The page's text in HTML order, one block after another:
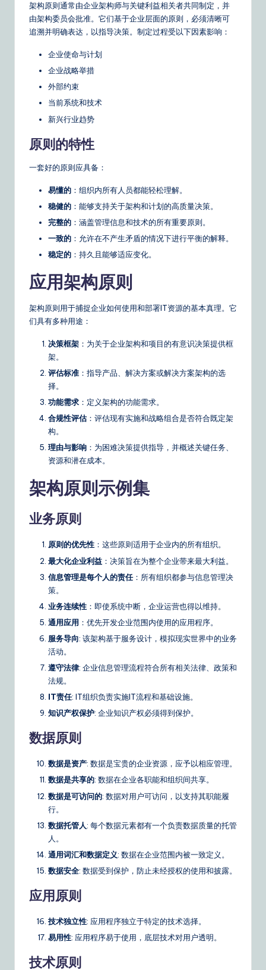
ly
G
A
架构原则通常由企业架构师与关键利益相关者共同制定，并
由架构委员会批准。它们基于企业层面的原则，必须清晰可
追溯并明确表达，以指导决策。制定过程受以下因素影响：
企业使命与计划
企业战略举措
外部约束
当前系统和技术
新兴行业趋势
原则的特性
一套好的原则应具备：
易懂的 ：组织内所有人员都能轻松理解。
稳健的 ：能够支持关于架构和计划的高质量决策。
完整的 ：涵盖管理信息和技术的所有重要原则。
一致的 ：允许在不产生矛盾的情况下进行平衡的解释。
稳定的 ：持久且能够适应变化。
应用架构原则
架构原则用于捕捉企业如何使用和部署IT资源的基本真理。它
们具有多种用途：
决策框架 ：为关于企业架构和项目的有意识决策提供框
架。
评估标准 ：指导产品、解决方案或解决方案架构的选
择。
功能需求 ：定义架构的功能需求。
合规性评估 ：评估现有实施和战略组合是否符合既定架
构。
理由与影响 ：为困难决策提供指导，并概述关键任务、
资源和潜在成本。
架构原则示例集
业务原则
原则的优先性 ：这些原则适用于企业内的所有组织。
最大化企业利益 ：决策旨在为整个企业带来最大利益。
信息管理是每个人的责任：所有组织都参与信息管理决
策。
业务连续性 ：即使系统中断，企业运营也得以维持。
通用应用 ：优先开发企业范围内使用的应用程序。
服务导向: 该架构基于服务设计，模拟现实世界中的业务
活动。
遵守法律: 企业信息管理流程符合所有相关法律、政策和
法规。
IT责任: IT组织负责实施IT流程和基础设施。
知识产权保护: 企业知识产权必须得到保护。
数据原则
数据是资产: 数据是宝贵的企业资源，应予以相应管理。
数据是共享的: 数据在企业各职能和组织间共享。
数据是可访问的: 数据对用户可访问，以支持其职能履
行。
数据托管人: 每个数据元素都有一个负责数据质量的托管
人。
通用词汇和数据定义: 数据在企业范围内被一致定义。
数据安全: 数据受到保护，防止未经授权的使用和披露。
应用原则
技术独立性: 应用程序独立于特定的技术选择。
易用性: 应用程序易于使用，底层技术对用户透明。
技术原则